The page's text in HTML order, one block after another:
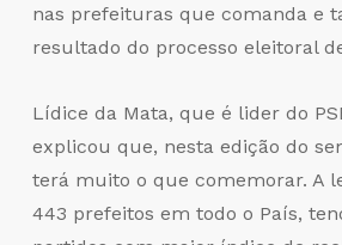
nas prefeituras que comanda e
resultado do processo eleitoral
Lídice da Mata, que é lider do
explicou que, nesta edição do
terá muito o que comemorar. A
443 prefeitos em todo o País,